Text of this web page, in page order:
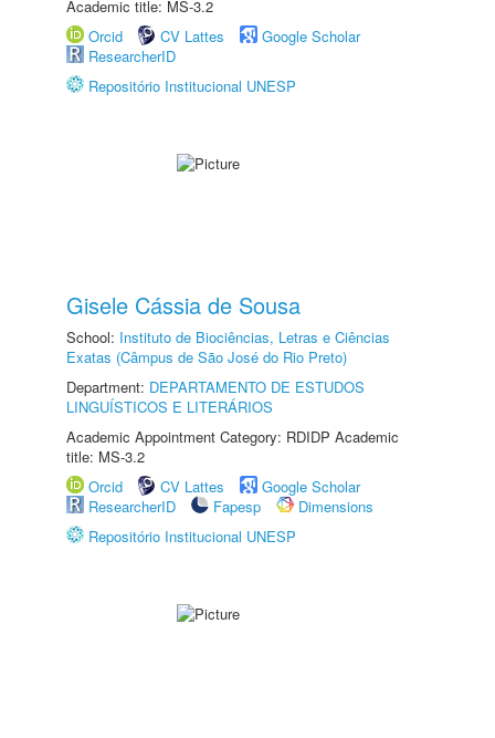
Academic title: MS-3.2
Orcid
CV Lattes
Google Scholar
ResearcherID
Repositório Institucional UNESP
Gisele Cássia de Sousa
School: Instituto de Biociências, Letras e Ciências
Exatas (Câmpus de São José do Rio Preto)
Department: DEPARTAMENTO DE ESTUDOS
LINGUÍSTICOS E LITERÁRIOS
Academic Appointment Category: RDIDP Academic
title: MS-3.2
Orcid
CV Lattes
Google Scholar
ResearcherID
Fapesp
Dimensions
Repositório Institucional UNESP